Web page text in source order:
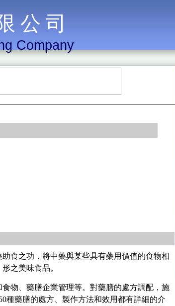
公 司
Company
食之功，將中藥與某些具有藥用價值的食物相
之美味食品。
物、藥膳企業管理等。對藥膳的處方調配，施
種藥膳的處方、製作方法和效用都有詳細的介